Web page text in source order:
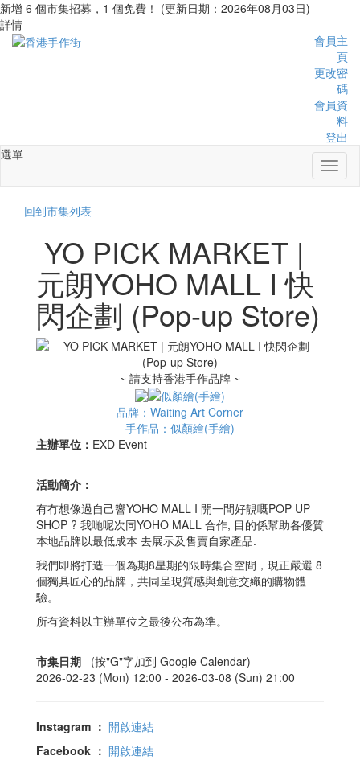
新增 6 個市集招募，1 個免費！ (更新日期：2026年08月03日)
詳情
會員主
頁
更改密
碼
會員資
料
登出
選單
回到市集列表
YO PICK MARKET |
元朗YOHO MALL I 快
閃企劃 (Pop-up Store)
~ 請支持香港手作品牌 ~
品牌：Waiting Art Corner
手作品：似顏繪(手繪)
主辦單位： EXD Event
活動簡介：
有冇想像過自己響YOHO MALL I 開一間好靚嘅POP UP
SHOP ? 我哋呢次同YOHO MALL 合作, 目的係幫助各優質
本地品牌以最低成本 去展示及售賣自家產品.
我們即將打造一個為期8星期的限時集合空間，現正嚴選 8
個獨具匠心的品牌，共同呈現質感與創意交織的購物體
驗。
所有資料以主辦單位之最後公布為準。
市集日期
(按"G"字加到 Google Calendar)
2026-02-23 (Mon) 12:00 - 2026-03-08 (Sun) 21:00
Instagram ： 開啟連結
Facebook ： 開啟連結